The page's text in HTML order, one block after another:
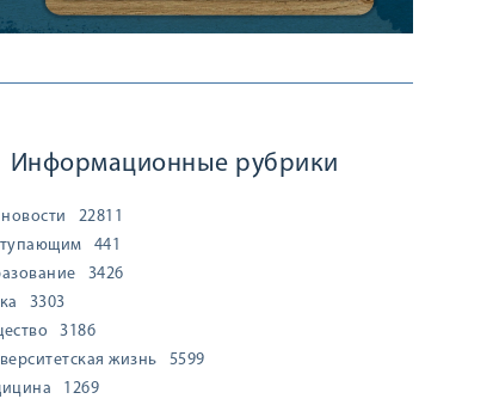
Информационные рубрики
22811
441
3426
3303
3186
жизнь
5599
1269